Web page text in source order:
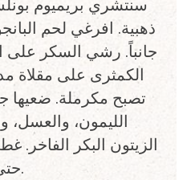
ذهبية. افرغي لحم
جانباً. رشي السكر على
الكمثرى على مقلاة
تصبح مكرملة. ضعيها
الليمون، والعسل،
الزيتون البكر الفاخر.
حتى تكون جاهزة للتقديم.